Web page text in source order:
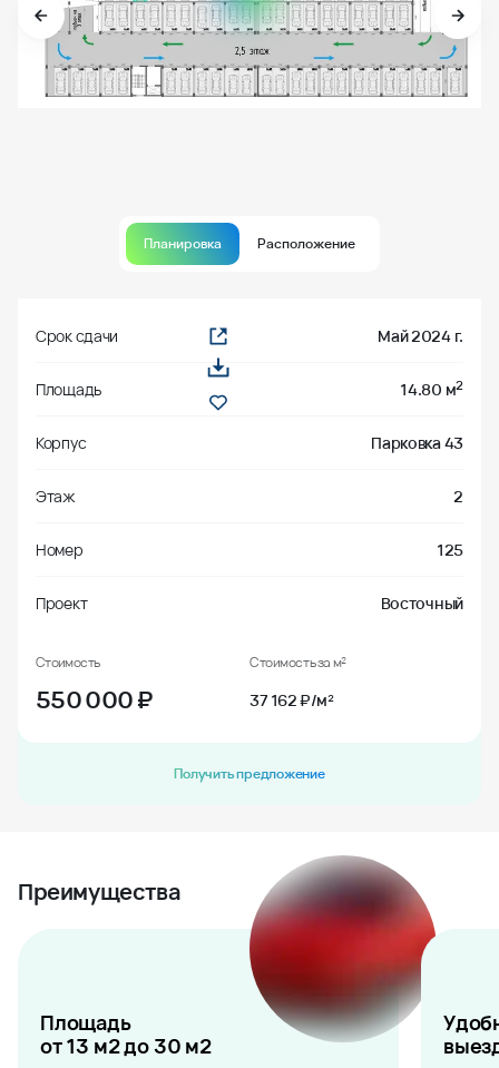
Планировка Расположение
Срок сдачи Май 2024 г.
Площадь 14.80 м2
Корпус Парковка 43
Этаж 2
Номер 125
Проект Восточный
Стоимость
550 000₽
Стоимость за м²
37 162 ₽/м²
Получить предложение
Преимущества
Площадь
от 13 м2 до 30 м2